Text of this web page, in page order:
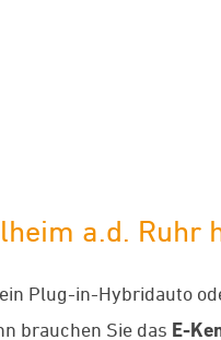
a.d.
, ein Plug-in-Hybridauto
brauchen Sie das E-